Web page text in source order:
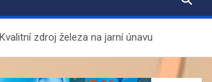
Kvalitní zdroj železa na jarní únavu